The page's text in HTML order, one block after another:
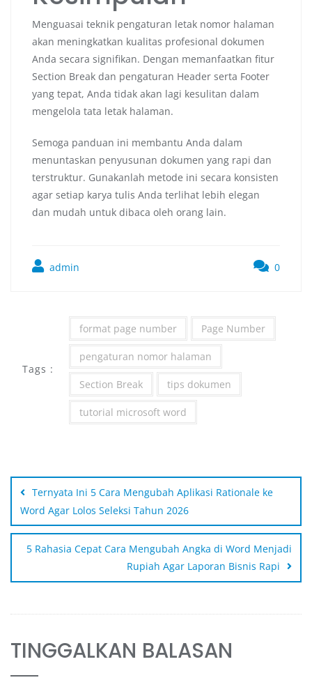
Menguasai teknik pengaturan letak nomor halaman
akan meningkatkan kualitas profesional dokumen
Anda secara signifikan. Dengan memanfaatkan fitur
Section Break dan pengaturan Header serta Footer
yang tepat, Anda tidak akan lagi kesulitan dalam
mengelola tata letak halaman.
Semoga panduan ini membantu Anda dalam
menuntaskan penyusunan dokumen yang rapi dan
terstruktur. Gunakanlah metode ini secara konsisten
agar setiap karya tulis Anda terlihat lebih elegan
dan mudah untuk dibaca oleh orang lain.
admin 0
Tags :
format page number Page Number
pengaturan nomor halaman
Section Break tips dokumen
tutorial microsoft word
Ternyata Ini 5 Cara Mengubah Aplikasi Rationale ke
Word Agar Lolos Seleksi Tahun 2026
5 Rahasia Cepat Cara Mengubah Angka di Word Menjadi
Rupiah Agar Laporan Bisnis Rapi
TINGGALKAN BALASAN